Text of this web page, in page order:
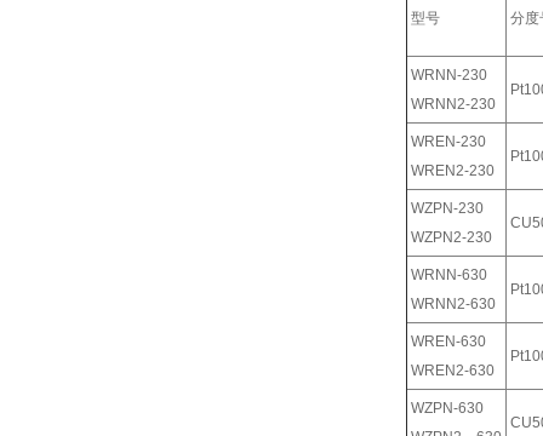
型号 分度
WRNN-230
WRNN2-230
WREN-230
WREN2-230
WZPN-230
WZPN2-230
WRNN-630
WRNN2-630
WREN-630
WREN2-630
WZPN-630